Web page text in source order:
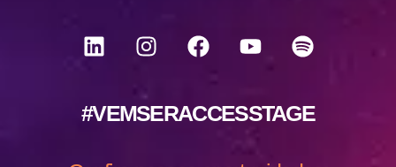
#VEMSERACCESSTAGE